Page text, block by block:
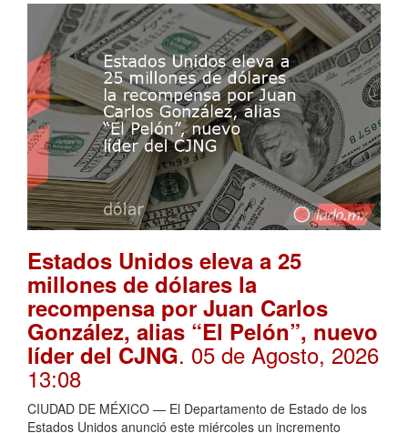
Estados Unidos eleva a 25
millones de dólares la
recompensa por Juan Carlos
González, alias “El Pelón”, nuevo
líder del CJNG. 05 de Agosto, 2026
13:08
CIUDAD DE MÉXICO — El Departamento de Estado de los
Estados Unidos anunció este miércoles un incremento